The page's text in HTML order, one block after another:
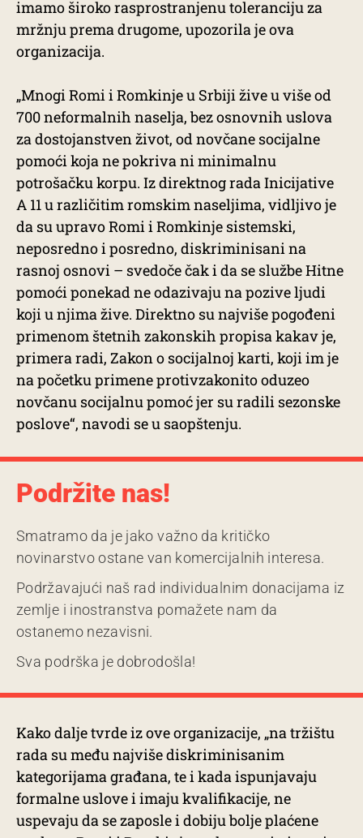
imamo široko rasprostranjenu toleranciju za
mržnju prema drugome, upozorila je ova
organizacija.
„Mnogi Romi i Romkinje u Srbiji žive u više od
700 neformalnih naselja, bez osnovnih uslova
za dostojanstven život, od novčane socijalne
pomoći koja ne pokriva ni minimalnu
potrošačku korpu. Iz direktnog rada Inicijative
A 11 u različitim romskim naseljima, vidljivo je
da su upravo Romi i Romkinje sistemski,
neposredno i posredno, diskriminisani na
rasnoj osnovi – svedoče čak i da se službe Hitne
pomoći ponekad ne odazivaju na pozive ljudi
koji u njima žive. Direktno su najviše pogođeni
primenom štetnih zakonskih propisa kakav je,
primera radi, Zakon o socijalnoj karti, koji im je
na početku primene protivzakonito oduzeo
novčanu socijalnu pomoć jer su radili sezonske
poslove“, navodi se u saopštenju.
Podržite nas!
Smatramo da je jako važno da kritičko
novinarstvo ostane van komercijalnih interesa.
Podržavajući naš rad individualnim donacijama iz
zemlje i inostranstva pomažete nam da
ostanemo nezavisni.
Sva podrška je dobrodošla!
Kako dalje tvrde iz ove organizacije, „na tržištu
rada su među najviše diskriminisanim
kategorijama građana, te i kada ispunjavaju
formalne uslove i imaju kvalifikacije, ne
uspevaju da se zaposle i dobiju bolje plaćene